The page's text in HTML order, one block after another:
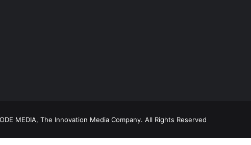
MEDIA, The Innovation Media Company. All Rights Reserved